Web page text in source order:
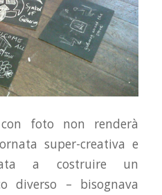
foto non renderà
super-creativa e
a costruire un
diverso – bisognava